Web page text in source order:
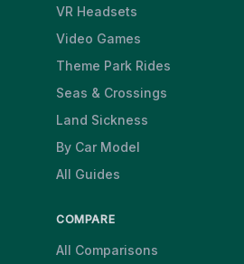
VR Headsets
Video Games
Theme Park Rides
Seas & Crossings
Land Sickness
By Car Model
All Guides
COMPARE
All Comparisons